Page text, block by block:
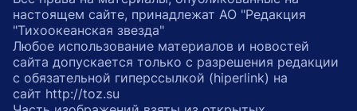
настоящем сайте, принадлежат АО "Редакция
"Тихоокеанская звезда"
Любое использование материалов и новостей
сайта допускается только с разрешения редакции
с обязательной гиперссылкой (hiperlink) на
сайт http://toz.su